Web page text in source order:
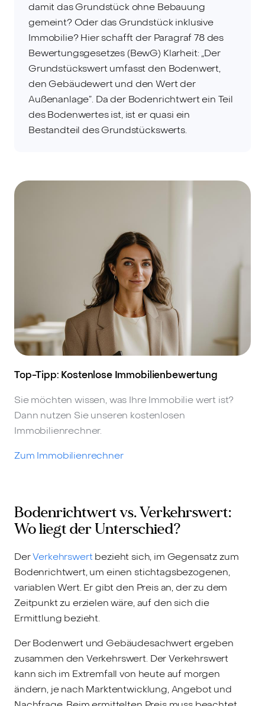
damit das Grundstück ohne Bebauung
gemeint? Oder das Grundstück inklusive
Immobilie? Hier schafft der Paragraf 78 des
Bewertungsgesetzes (BewG) Klarheit: „Der
Grundstückswert umfasst den Bodenwert,
den Gebäudewert und den Wert der
Außenanlage”. Da der Bodenrichtwert ein Teil
des Bodenwertes ist, ist er quasi ein
Bestandteil des Grundstückswerts.
Top-Tipp: Kostenlose Immobilienbewertung
Sie möchten wissen, was Ihre Immobilie wert ist?
Dann nutzen Sie unseren kostenlosen
Immobilienrechner.
Zum Immobilienrechner
Bodenrichtwert vs. Verkehrswert:
Wo liegt der Unterschied?
DerVerkehrswertbezieht sich, im Gegensatz zum
Bodenrichtwert, um einen stichtagsbezogenen,
variablen Wert. Er gibt den Preis an, der zu dem
Zeitpunkt zu erzielen wäre, auf den sich die
Ermittlung bezieht.
Der Bodenwert und Gebäudesachwert ergeben
zusammen den Verkehrswert. Der Verkehrswert
kann sich im Extremfall von heute auf morgen
ändern, je nach Marktentwicklung, Angebot und